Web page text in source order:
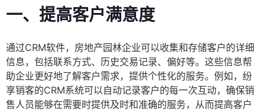
一、提高客户满意度
通过CRM软件，房地产园林企业可以收集和存储客户的详细
信息，包括联系方式、历史交易记录、偏好等。这些信息帮
助企业更好地了解客户需求，提供个性化的服务。例如，纷
享销客的CRM系统可以自动记录客户的每一次互动，确保销
售人员能够在需要时提供及时和准确的服务，从而提高客户